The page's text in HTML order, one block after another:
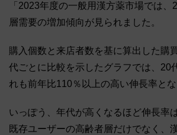
「2023年度の一般用漢方薬市場では、
層需要の増加傾向が見られました。
購入個数と来店者数を基に算出した購
代ごとに比較を示したグラフでは、20
れも前年比110％以上の高い伸長率とな
いっぽう、年代が高くなるほど伸長率
既存ユーザーの高齢者層だけでなく、